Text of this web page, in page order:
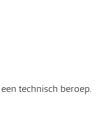
technisch beroep.